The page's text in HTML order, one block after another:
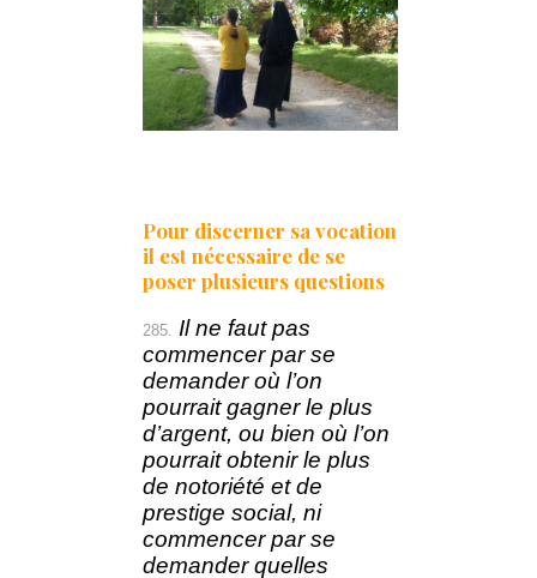
Pour discerner sa vocation
il est nécessaire de se
poser plusieurs questions
285. Il ne faut pas
commencer par se
demander où l’on
pourrait gagner le plus
d’argent, ou bien où l’on
pourrait obtenir le plus
de notoriété et de
prestige social, ni
commencer par se
demander quelles